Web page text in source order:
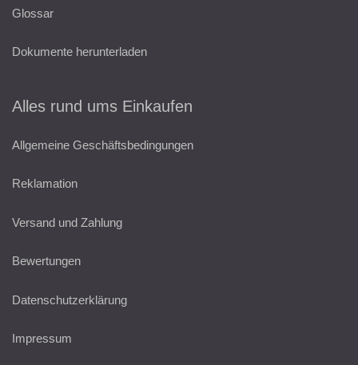
Glossar
Dokumente herunterladen
Alles rund ums Einkaufen
Allgemeine Geschäftsbedingungen
Reklamation
Versand und Zahlung
Bewertungen
Datenschutzerklärung
Impressum